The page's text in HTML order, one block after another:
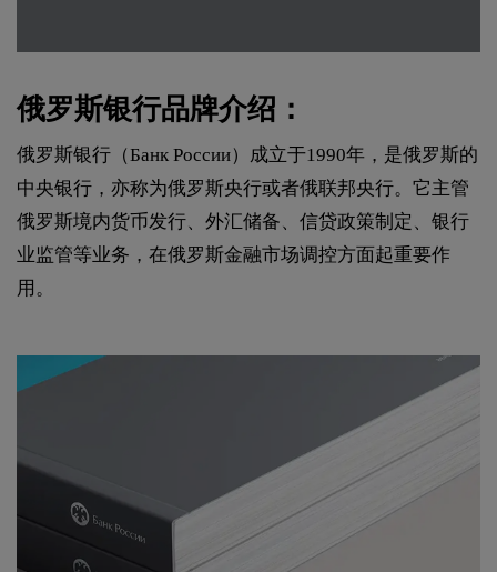
俄罗斯银行品牌介绍：
俄罗斯银行（Банк России）成立于1990年，是俄罗斯的
中央银行，亦称为俄罗斯央行或者俄联邦央行。它主管
俄罗斯境内货币发行、外汇储备、信贷政策制定、银行
业监管等业务，在俄罗斯金融市场调控方面起重要作
用。